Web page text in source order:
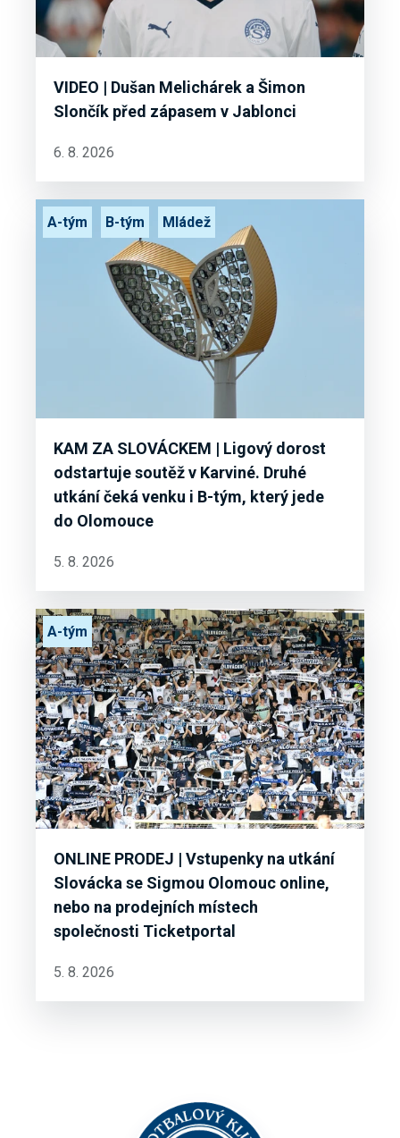
VIDEO | Dušan Melichárek a Šimon
Slončík před zápasem v Jablonci
6. 8. 2026
KAM ZA SLOVÁCKEM | Ligový dorost
odstartuje soutěž v Karviné. Druhé
utkání čeká venku i B-tým, který jede
do Olomouce
A-tým B-tým Mládež
5. 8. 2026
ONLINE PRODEJ | Vstupenky na utkání
Slovácka se Sigmou Olomouc online,
nebo na prodejních místech
společnosti Ticketportal
A-tým
5. 8. 2026